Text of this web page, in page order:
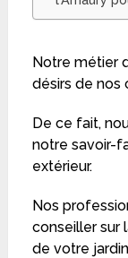
Notre métier
désirs de nos
De ce fait,
notre savoir-
extérieur.
Nos
conseiller sur
de votre